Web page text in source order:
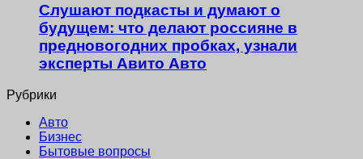
Слушают подкасты и думают о
будущем: что делают россияне в
предновогодних пробках, узнали
эксперты Авито Авто
Рубрики
Авто
Бизнес
Бытовые вопросы